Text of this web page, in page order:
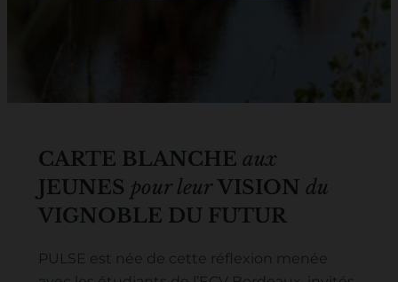
CARTE BLANCHE aux
JEUNES pour leur VISION du
VIGNOBLE DU FUTUR
PULSE est née de cette réflexion menée